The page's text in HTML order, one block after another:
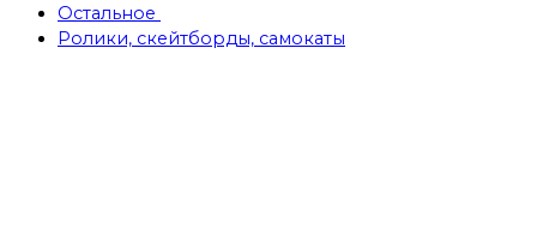
Остальное
Ролики, скейтборды, самокаты